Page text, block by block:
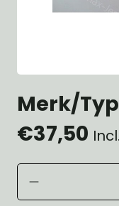
Merk/
€37,50